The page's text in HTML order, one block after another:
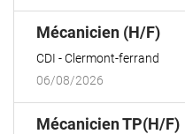
Mécanicien (H/F)
CDI
Clermont-ferrand
06/08/2026
Mécanicien TP(H/F)